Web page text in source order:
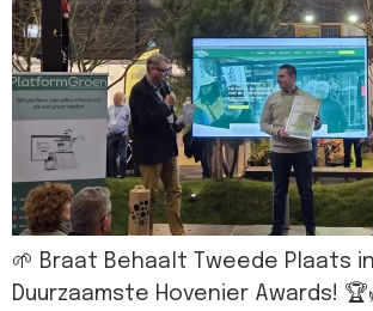
🌱 Braat Behaalt Tweede Plaats
Duurzaamste Hovenier Awards!